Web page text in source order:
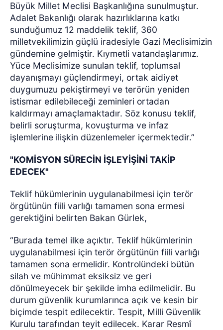
Büyük Millet Meclisi Başkanlığına sunulmuştur.
Adalet Bakanlığı olarak hazırlıklarına katkı
sunduğumuz 12 maddelik teklif, 360
milletvekilimizin güçlü iradesiyle Gazi Meclisimizin
gündemine gelmiştir. Kıymetli vatandaşlarımız.
Yüce Meclisimize sunulan teklif, toplumsal
dayanışmayı güçlendirmeyi, ortak aidiyet
duygumuzu pekiştirmeyi ve terörün yeniden
istismar edilebileceği zeminleri ortadan
kaldırmayı amaçlamaktadır. Söz konusu teklif,
belirli soruşturma, kovuşturma ve infaz
işlemlerine ilişkin düzenlemeler içermektedir.”
"KOMİSYON SÜRECİN İŞLEYİŞİNİ TAKİP
EDECEK"
Teklif hükümlerinin uygulanabilmesi için terör
örgütünün fiili varlığı tamamen sona ermesi
gerektiğini belirten Bakan Gürlek,
“Burada temel ilke açıktır. Teklif hükümlerinin
uygulanabilmesi için terör örgütünün fiili varlığı
tamamen sona ermelidir. Kontrolündeki bütün
silah ve mühimmat eksiksiz ve geri
dönülmeyecek bir şekilde imha edilmelidir. Bu
durum güvenlik kurumlarınca açık ve kesin bir
biçimde tespit edilecektir. Tespit, Milli Güvenlik
Kurulu tarafından teyit edilecek. Karar Resmî